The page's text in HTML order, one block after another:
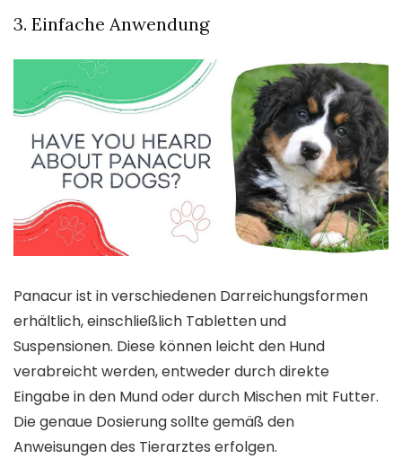
3. Einfache Anwendung
Panacur ist in verschiedenen Darreichungsformen
erhältlich, einschließlich Tabletten und
Suspensionen. Diese können leicht den Hund
verabreicht werden, entweder durch direkte
Eingabe in den Mund oder durch Mischen mit Futter.
Die genaue Dosierung sollte gemäß den
Anweisungen des Tierarztes erfolgen.